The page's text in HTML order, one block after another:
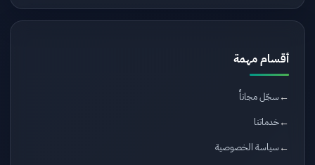
أقسام مهمة
سجّل مجاناً
خدماتنا
سياسة الخصوصية